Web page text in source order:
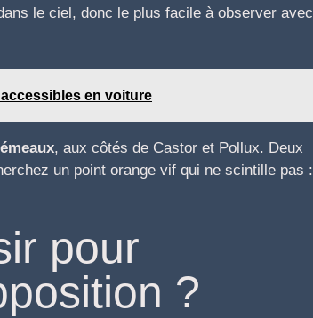
le ciel, donc le plus facile à observer avec
en voiture
, aux côtés de Castor et Pollux. Deux
un point orange vif qui ne scintille pas :
pour
?